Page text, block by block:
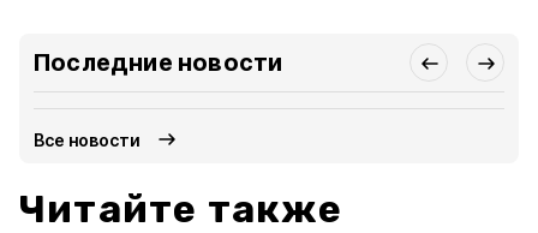
Последние новости
Все новости
Читайте также